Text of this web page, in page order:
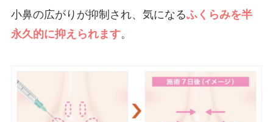
小鼻の広がりが抑制され、気になるふくらみを半
永久的に抑えられます。